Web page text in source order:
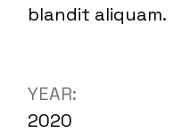
blandit aliquam.
YEAR:
2020